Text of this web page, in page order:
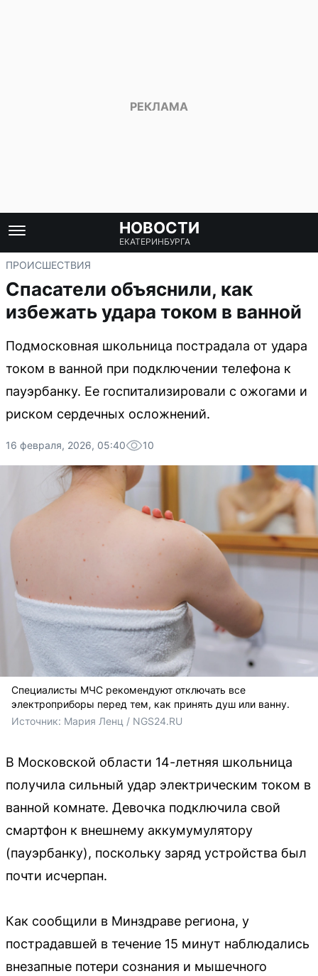
НОВОСТИ
ЕКАТЕРИНБУРГА
ПРОИСШЕСТВИЯ
Спасатели объяснили, как
избежать удара током в ванной
Подмосковная школьница пострадала от удара
током в ванной при подключении телефона к
пауэрбанку. Ее госпитализировали с ожогами и
риском сердечных осложнений.
16 февраля, 2026, 05:40 10
Специалисты МЧС рекомендуют отключать все
электроприборы перед тем, как принять душ или ванну.
Источник: Мария Ленц / NGS24.RU
В Московской области 14-летняя школьница
получила сильный удар электрическим током в
ванной комнате. Девочка подключила свой
смартфон к внешнему аккумумулятору
(пауэрбанку), поскольку заряд устройства был
почти исчерпан.
Как сообщили в Минздраве региона, у
пострадавшей в течение 15 минут наблюдались
внезапные потери сознания и мышечного